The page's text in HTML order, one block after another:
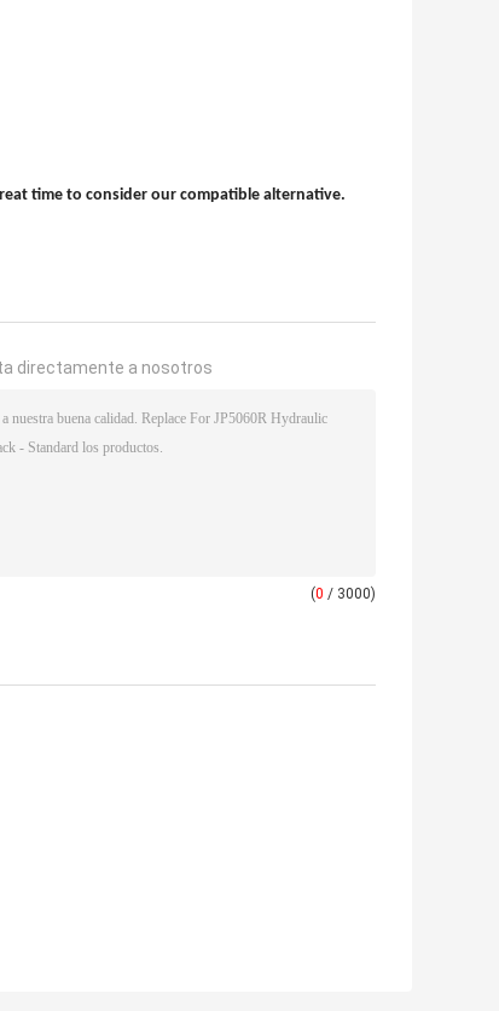
time to consider our compatible alternative.
directamente a nosotros
(0 / 3000)